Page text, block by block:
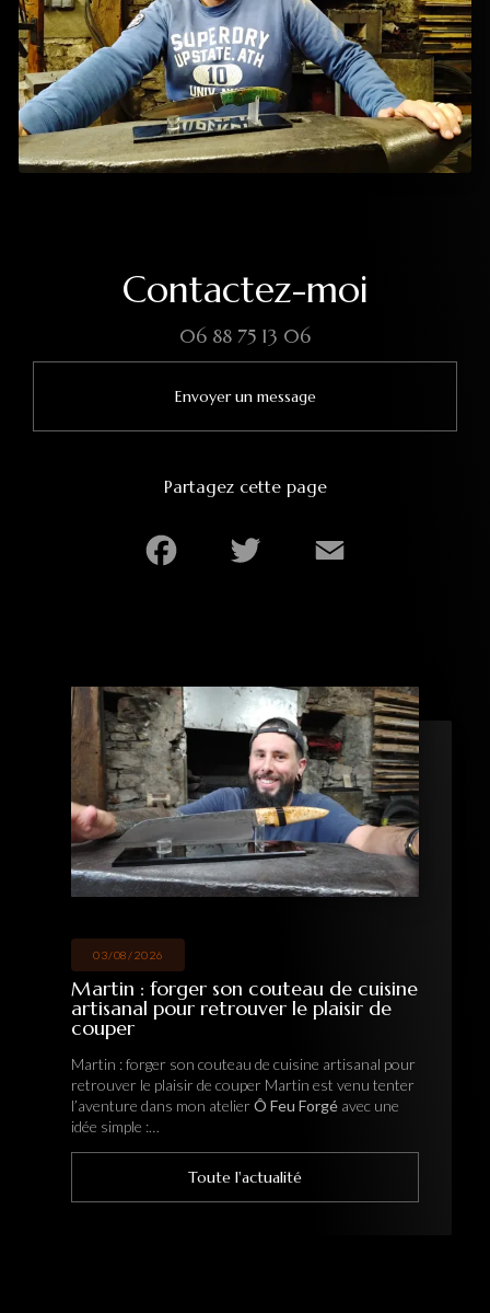
Contactez-moi
06 88 75 13 06
Envoyer un message
Partagez cette page
03/08/2026
Martin : forger son couteau de cuisine
artisanal pour retrouver le plaisir de
couper
Martin : forger son couteau de cuisine artisanal pour
retrouver le plaisir de couper Martin est venu tenter
l’aventure dans mon atelierÔ Feu Forgéavec une
idée simple :…
Toute l'actualité